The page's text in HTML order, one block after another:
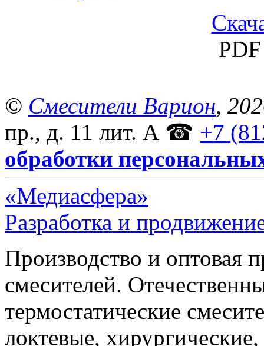
© Смесители Варион,
пр., д. 11 лит. А ☎ +7
обработки
«Медиасфера»
Разработка и
Производство и оптовая
смесителей.
термостатические
локтевые,